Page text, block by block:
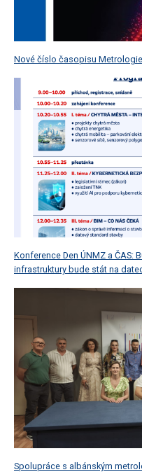
Nové číslo časopisu Metrologie
Konference Den ÚNMZ a ČAS:
infrastruktury bude stát na
Spolupráce s albánským